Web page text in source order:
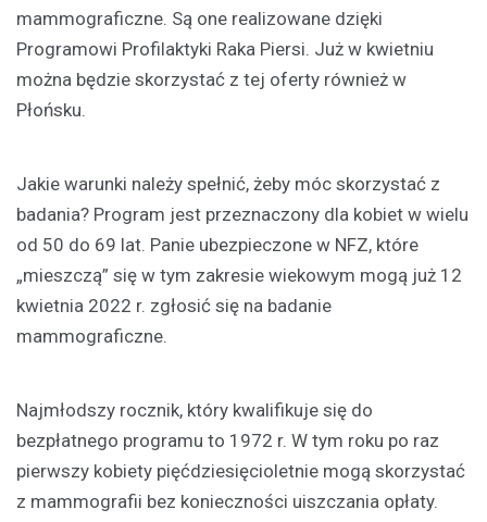
mammograficzne. Są one realizowane dzięki
Programowi Profilaktyki Raka Piersi. Już w kwietniu
można będzie skorzystać z tej oferty również w
Płońsku.
Jakie warunki należy spełnić, żeby móc skorzystać z
badania? Program jest przeznaczony dla kobiet w wielu
od 50 do 69 lat. Panie ubezpieczone w NFZ, które
„mieszczą” się w tym zakresie wiekowym mogą już 12
kwietnia 2022 r. zgłosić się na badanie
mammograficzne.
Najmłodszy rocznik, który kwalifikuje się do
bezpłatnego programu to 1972 r. W tym roku po raz
pierwszy kobiety pięćdziesięcioletnie mogą skorzystać
z mammografii bez konieczności uiszczania opłaty.